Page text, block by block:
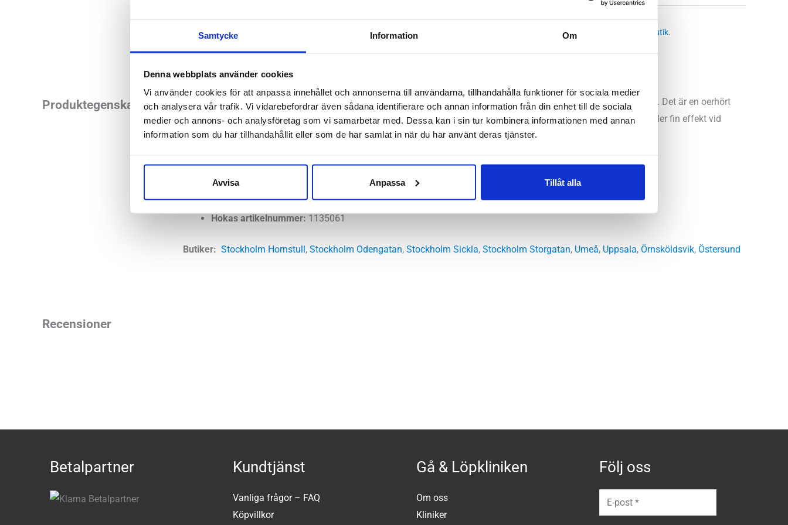
Samtycke Information Om
Denna webbplats använder cookies
Vi använder cookies för att anpassa innehållet och annonserna till användarna, tillhandahålla funktioner för sociala medier
och analysera vår trafik. Vi vidarebefordrar även sådana identifierare och annan information från din enhet till de sociala
medier och annons- och analysföretag som vi samarbetar med. Dessa kan i sin tur kombinera informationen med annan
information som du har tillhandahållit eller som de har samlat in när du har använt deras tjänster.
Avvisa Anpassa Tillåt alla
Saldo weblager. För aktuellt butikssaldo, kontakta din närmsta
butik.
Produktegenskaper
Önskar du underbar komfort och fantastisk avlastning bör du testa att kliva in i Hoka One One Ora Recovery Slide 3. Det är en oerhört
lätt sandal som ger både fötter och kropp avlastning. Med en mjuk sula och gott om stötdämpning ger Hoka sandaler fin effekt vid
smärtor i hälarna men också ömhet uppåt i kroppen.
Läst:Normal
Löstagbar innersula:
Material:EVA
Hokas artikelnummer: 1135061
Butiker: Stockholm Hornstull , Stockholm Odengatan, Stockholm Sickla, Stockholm Storgatan, Umeå, Uppsala, Örnsköldsvik, Östersund
Recensioner
Betalpartner Kundtjänst
Vanliga frågor – FAQ
Köpvillkor
Gå & Löpkliniken
Om oss
Kliniker
Följ oss